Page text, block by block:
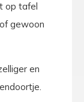
op tafel
gewoon
en